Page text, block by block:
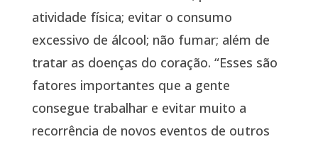
atividade física; evitar o consumo
excessivo de álcool; não fumar; além de
tratar as doenças do coração. “Esses são
fatores importantes que a gente
consegue trabalhar e evitar muito a
recorrência de novos eventos de outros